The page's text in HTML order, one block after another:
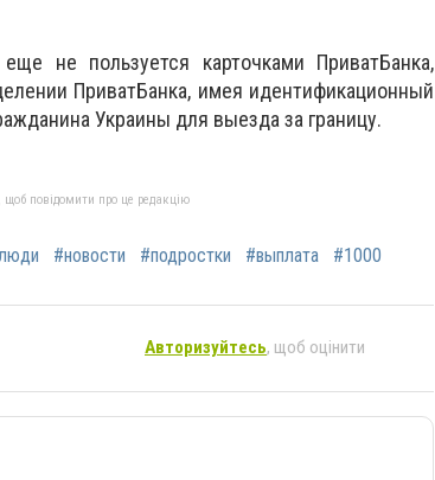
не пользуется карточками ПриватБанка,
ПриватБанка, имея идентификационный
Украины для выезда за границу.
щоб повідомити про це редакцію
#новости #подростки #выплата #1000
Авторизуйтесь, щоб оцінити